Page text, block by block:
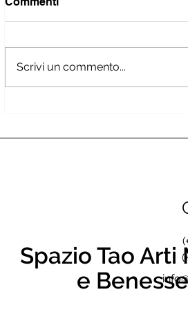
Scrivi un commento...
Spazio Tao Arti
e